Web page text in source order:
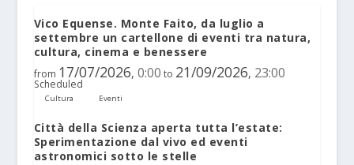
Vico Equense. Monte Faito, da luglio a
settembre un cartellone di eventi tra natura,
cultura, cinema e benessere
from 17/07/2026, 0:00 to 21/09/2026, 23:00
Scheduled
Cultura Eventi
Città della Scienza aperta tutta l’estate:
Sperimentazione dal vivo ed eventi
astronomici sotto le stelle